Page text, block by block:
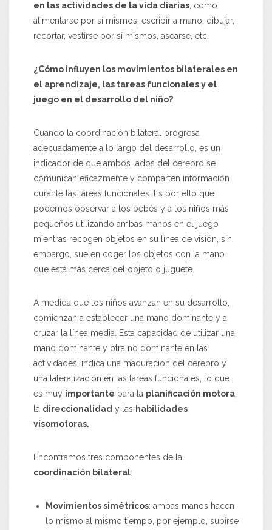
en las actividades de la vida diarias , como
alimentarse por sí mismos, escribir a mano, dibujar,
recortar, vestirse por sí mismos, asearse, etc.
¿Cómo influyen los movimientos bilaterales en
el aprendizaje, las tareas funcionales y el
juego en el desarrollo del niño?
Cuando la coordinación bilateral progresa
adecuadamente a lo largo del desarrollo, es un
indicador de que ambos lados del cerebro se
comunican eficazmente y comparten información
durante las tareas funcionales. Es por ello que
podemos observar a los bebés y a los niños más
pequeños utilizando ambas manos en el juego
mientras recogen objetos en su línea de visión, sin
embargo, suelen coger los objetos con la mano
que está más cerca del objeto o juguete.
A medida que los niños avanzan en su desarrollo,
comienzan a establecer una mano dominante y a
cruzar la línea media. Esta capacidad de utilizar una
mano dominante y otra no dominante en las
actividades, indica una maduración del cerebro y
una lateralización en las tareas funcionales, lo que
es muy importante para la planificación motora
la direccionalidad y las habilidades
visomotoras.
Encontramos tres componentes de la
coordinación bilateral:
Movimientos simétricos: ambas manos hacen
lo mismo al mismo tiempo, por ejemplo, subirse